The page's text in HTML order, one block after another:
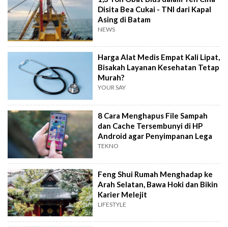
Disita Bea Cukai - TNI dari Kapal
Asing di Batam
NEWS
Harga Alat Medis Empat Kali Lipat,
Bisakah Layanan Kesehatan Tetap
Murah?
YOUR SAY
8 Cara Menghapus File Sampah
dan Cache Tersembunyi di HP
Android agar Penyimpanan Lega
TEKNO
Feng Shui Rumah Menghadap ke
Arah Selatan, Bawa Hoki dan Bikin
Karier Melejit
LIFESTYLE